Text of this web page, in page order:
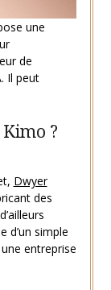
une
de
Il peut
Kimo ?
Dwyer
des
d’un simple
entreprise